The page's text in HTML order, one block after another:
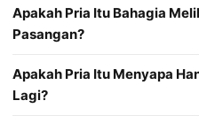
Apakah Pria Itu Bahagia
Pasangan?
Apakah Pria Itu Menyapa
Lagi?